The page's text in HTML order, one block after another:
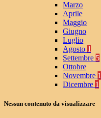
Marzo
Aprile
Maggio
Giugno
Luglio
Agosto 1
Settembre 5
Ottobre
Novembre 1
Dicembre 1
Nessun contenuto da visualizzare